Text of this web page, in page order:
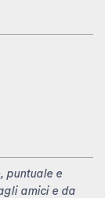
puntuale e
amici e da